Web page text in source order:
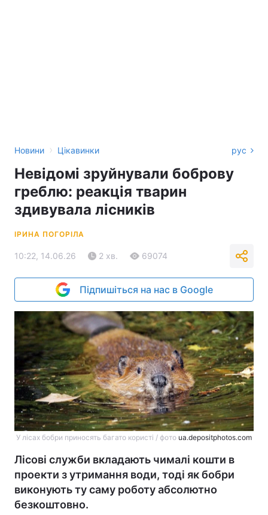
Новини › Цікавинки рус
Невідомі зруйнували боброву
греблю: реакція тварин
здивувала лісників
ІРИНА ПОГОРІЛА
10:22, 14.06.26 2 хв. 69074
Підпишіться на нас в Google
У лісах бобри приносять багато користі / фото ua.depositphotos.com
Лісові служби вкладають чималі кошти в
проекти з утримання води, тоді як бобри
виконують ту саму роботу абсолютно
безкоштовно.